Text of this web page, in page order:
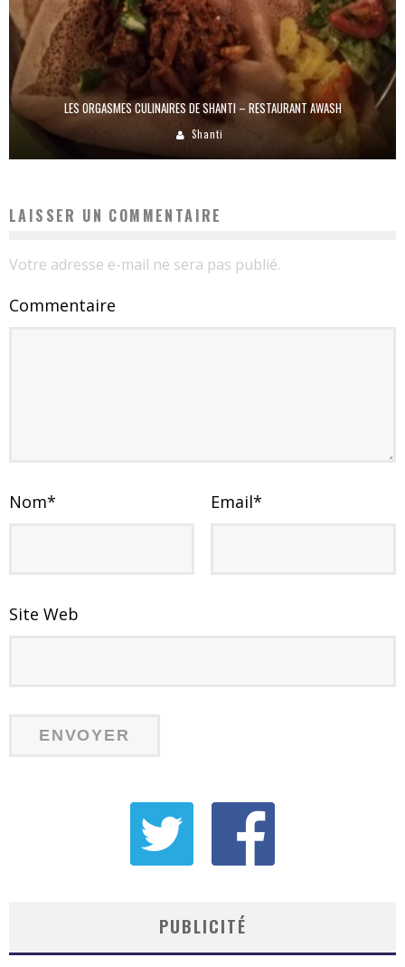
LES ORGASMES CULINAIRES DE SHANTI – RESTAURANT AWASH
Shanti
LAISSER UN COMMENTAIRE
Votre adresse e-mail ne sera pas publié.
Commentaire
Nom* Email*
Site Web
PUBLICITÉ